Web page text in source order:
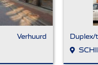
Verhuurd Duplex/